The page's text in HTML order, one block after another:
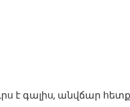
է գալիս, անվճար